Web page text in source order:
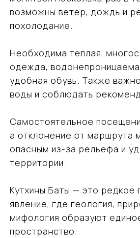
возможны ветер, дождь и
похолодание.
Необходима теплая,
одежда,
удобная обувь. Также
воды и соблюдать
Самостоятельное
а отклонение от маршрута
опасным из-за рельефа и
территории.
Кутхины Баты — это редкое
явление, где геология,
мифология образуют
пространство.
+7 (915) 317-91-32
vmtravel77@mail.ru
Ваш надёжный партнёр
в мире открытий